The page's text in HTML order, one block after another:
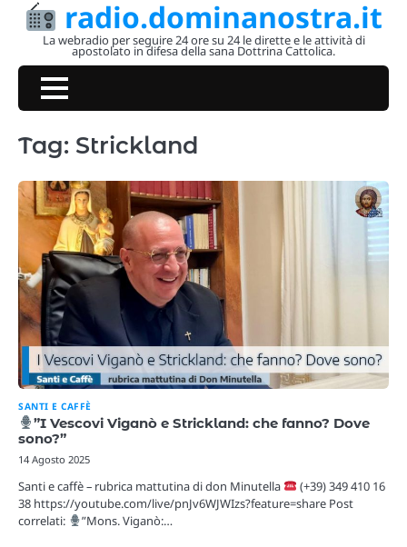
Skip
radio.dominanostra.it
La webradio per seguire 24 ore su 24 le dirette e le attività di
apostolato in difesa della sana Dottrina Cattolica.
Tag: Strickland
SANTI E CAFFÈ
”I Vescovi Viganò e Strickland: che fanno? Dove
sono?”
14 Agosto 2025
Santi e caffè – rubrica mattutina di don Minutella
(+39) 349 410 16
38 https://youtube.com/live/pnJv6WJWIzs?feature=share Post
correlati:
”Mons. Viganò:…